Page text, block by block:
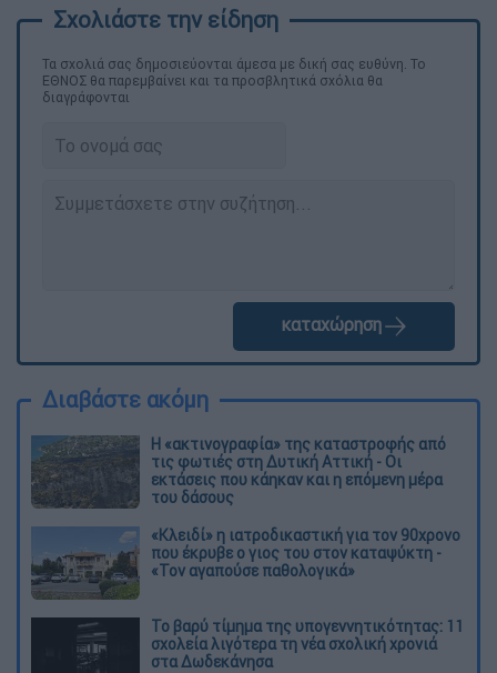
Τα σχολιά σας δημοσιεύονται άμεσα με δική σας ευθύνη. Το
ΕΘΝΟΣ θα παρεμβαίνει και τα προσβλητικά σχόλια θα
διαγράφονται
καταχώρηση
Διαβάστε ακόμη
Η «ακτινογραφία» της καταστροφής από
τις φωτιές στη Δυτική Αττική - Οι
εκτάσεις που κάηκαν και η επόμενη μέρα
του δάσους
«Κλειδί» η ιατροδικαστική για τον 90χρονο
που έκρυβε ο γιος του στον καταψύκτη -
«Τον αγαπούσε παθολογικά»
Το βαρύ τίμημα της υπογεννητικότητας: 11
σχολεία λιγότερα τη νέα σχολική χρονιά
στα Δωδεκάνησα